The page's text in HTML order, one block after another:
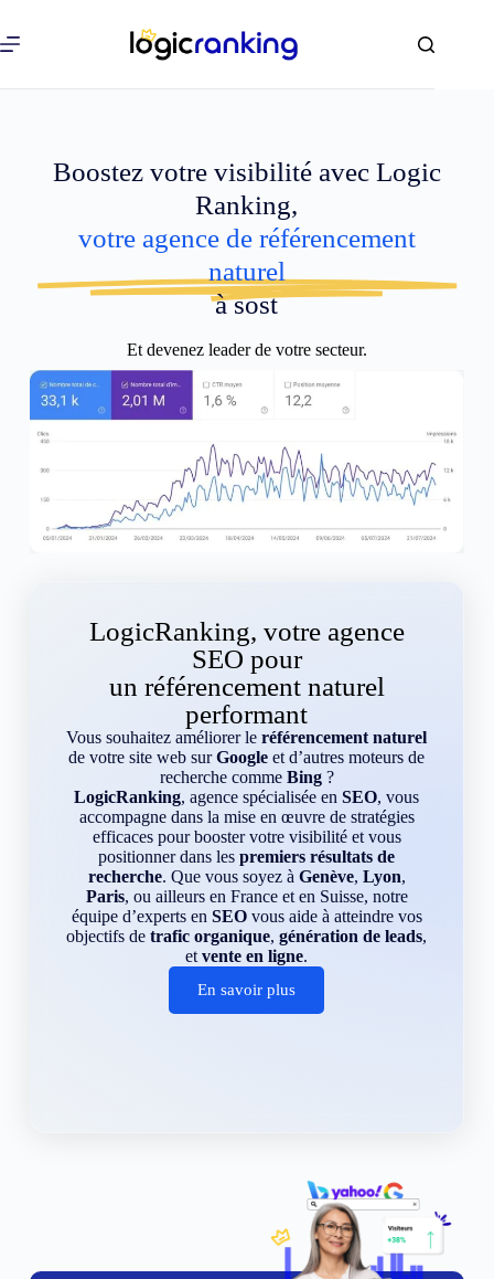
Boostez votre visibilité avec Logic
Ranking,
votre agence de référencement
naturel
à sost
Et devenez leader de votre secteur.
LogicRanking, votre agence
SEO pour
un référencement naturel
performant
Vous souhaitez améliorer leréférencement naturel
de votre site web surGoogle et d’autres moteurs de
recherche comme Bing?
LogicRanking, agence spécialisée enSEO, vous
accompagne dans la mise en œuvre de stratégies
efficaces pour booster votre visibilité et vous
positionner dans lespremiers résultats de
recherche. Que vous soyez à Genève, Lyon,
Paris, ou ailleurs en France et en Suisse, notre
équipe d’experts en SEOvous aide à atteindre vos
objectifs detrafic organique,génération de leads,
etvente en ligne.
En savoir plus